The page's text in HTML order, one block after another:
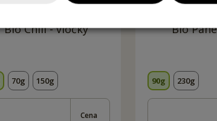
Bio Chili - vločky
70g 150g
Cena
Bio
90g 230g